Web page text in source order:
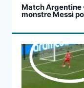
Match Argentine
monstre Messi